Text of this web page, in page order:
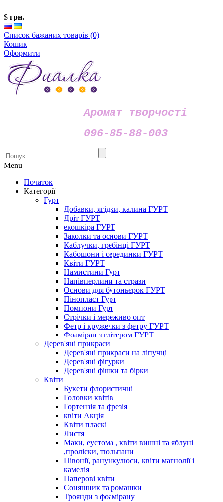
$ грн.
Список бажаних товарів (0)
Кошик
Оформити
Аромат творчості
096-85-88-003
Menu
Початок
Категорії
Гурт
Добавки, ягідки, калина ГУРТ
Дріт ГУРТ
екошкіра ГУРТ
Заколки та основи ГУРТ
Каблучки, гребінці ГУРТ
Кабошони і серединки ГУРТ
Квіти ГУРТ
Намистини Гурт
Напівперлини та стрази
Основи для бутоньєрок ГУРТ
Пінопласт Гурт
Помпони Гурт
Стрічки і мереживо опт
Фетр і кружечки з фетру ГУРТ
Фоаміран з глітером ГУРТ
Дерев'яні прикраси
Дерев'яні прикраси на ліпучці
Дерев'яні фігурки
Дерев'яні фішки та бірки
Квіти
Букети флористичні
Головки квітів
Гортензія та фрезія
квіти Акція
Квіти пласкі
Листя
Маки, еустома , квіти вишні та яблуні
,проліски, тюльпани
Півонії, ранункулюси, квіти магнолії і
камелія
Паперові квіти
Соняшник та ромашки
Троянди з фоамірану